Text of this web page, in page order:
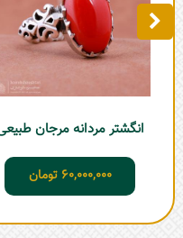
انگشتر مردانه مرجان
60,000,000 تومان